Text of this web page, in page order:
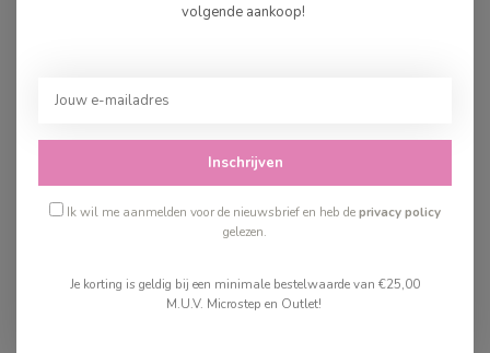
Kidywolf K-Draw Meli-
€29,99
volgende aankoop!
Inschrijven
Ik wil me aanmelden voor de nieuwsbrief en heb deprivacy policy
gelezen.
Je korting is geldig bij een minimale bestelwaarde van €25,00
M.U.V. Microstep en Outlet!